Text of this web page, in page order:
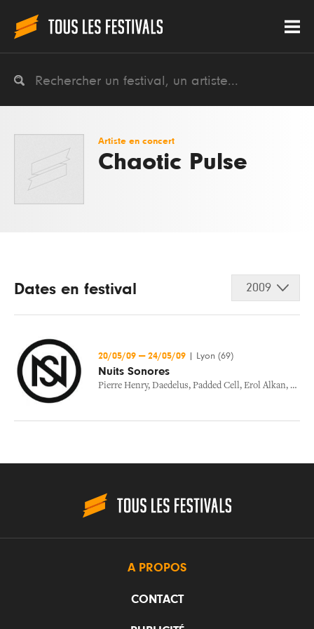
Artiste en concert
Chaotic Pulse
Dates en festival 2009
20/05/09 — 24/05/09 Lyon (69)
Nuits Sonores
Pierre Henry, Daedelus, Padded Cell, Erol Alkan,
A PROPOS
CONTACT